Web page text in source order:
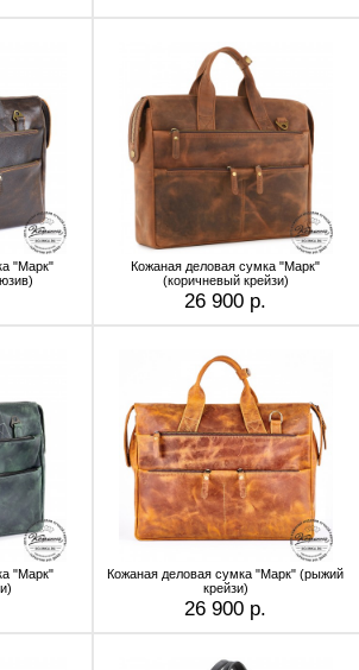
"Марк"
Кожаная деловая сумка "Марк"
(коричневый крейзи)
26 900 р.
"Марк"
Кожаная деловая сумка "Марк" (рыжий
крейзи)
26 900 р.